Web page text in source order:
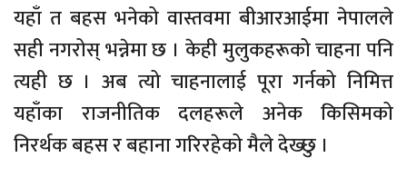
यहाँ त बहस भनेको वास्तवमा बीआरआईमा नेपालले
सही नगरोस् भन्नेमा छ । केही मुलुकहरूको चाहना पनि
त्यही छ । अब त्यो चाहनालाई पूरा गर्नको निमित्त
यहाँका राजनीतिक दलहरूले अनेक किसिमको
निरर्थक बहस र बहाना गरिरहेको मैले देख्छु ।